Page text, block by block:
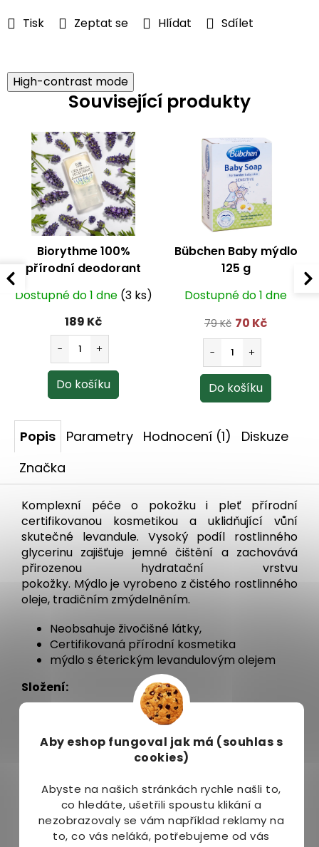
Aby eshop fungoval jak má (souhlas s
cookies)
Abyste na našich stránkách rychle našli to,
co hledáte, ušetřili spoustu klikání a
nezobrazovaly se vám například reklamy na
to, co vás neláká, potřebujeme od vás
Tisk Zeptat se Hlídat Sdílet
High-contrast mode
Související produkty
Biorythme 100%
přírodní deodorant
Levandulové pole
(malý) 15 g
Dostupné do 1 dne (3 ks)
189 Kč
Bübchen Baby mýdlo
125 g
Dostupné do 1 dne
79 Kč 70 Kč
Popis Parametry Hodnocení (1)
Diskuze
Značka
Komplexní péče o pokožku i
pleť přírodní
certifikovanou kosmetikou a
uklidňující vůní
skutečné levandule. Vysoký podíl rostlinného
glycerinu zajišťuje jemné čištění a zachovává
přirozenou hydratační vrstvu
pokožky. Mýdloje vyrobeno z čistého rostlinného
oleje, tradičním zmýdelněním.
Neobsahuje živočišné látky,
Certifikovaná přírodní kosmetika
mýdlo s éterickým levandulovým olejem
Složení:
Sodium Palmate, Aqua, Glycerin, Sodium Cocoate,
Hydrogenated Coconut Acid, Parfum, Linalool,
Limonene, Phytic Acid, Sodium
Chloride, CI 77007/77891
Balení:
100 g